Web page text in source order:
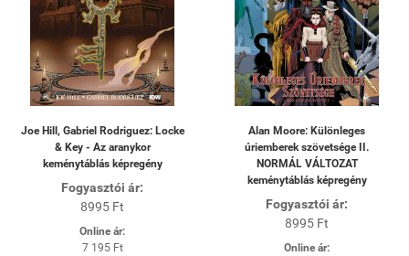
Joe Hill, Gabriel Rodriguez: Locke
& Key - Az aranykor
keménytáblás képregény
Fogyasztói ár:
8995 Ft
Online ár:
7 195 Ft
Alan Moore: Különleges
úriemberek szövetsége II.
NORMÁL VÁLTOZAT
keménytáblás képregény
Fogyasztói ár:
8995 Ft
Online ár: